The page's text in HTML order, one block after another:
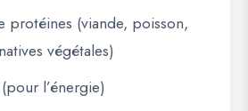
protéines (viande, poisson,
végétales)
l’énergie)